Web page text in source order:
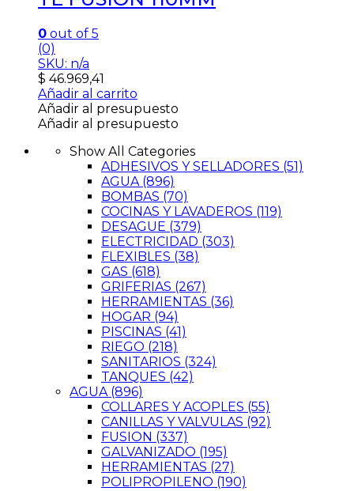
0 out of 5
(0)
SKU: n/a
$ 46.969,41
Añadir al carrito
Añadir al presupuesto
Añadir al presupuesto
Show All Categories
ADHESIVOS Y SELLADORES (51)
AGUA (896)
BOMBAS (70)
COCINAS Y LAVADEROS (119)
DESAGUE (379)
ELECTRICIDAD (303)
FLEXIBLES (38)
GAS (618)
GRIFERIAS (267)
HERRAMIENTAS (36)
HOGAR (94)
PISCINAS (41)
RIEGO (218)
SANITARIOS (324)
TANQUES (42)
AGUA (896)
COLLARES Y ACOPLES (55)
CANILLAS Y VALVULAS (92)
FUSION (337)
GALVANIZADO (195)
HERRAMIENTAS (27)
POLIPROPILENO (190)